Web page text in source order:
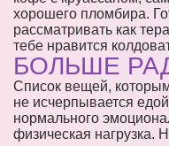
хорошего пломбира.
рассматривать как
тебе нравится
БОЛЬШЕ
Список вещей,
не исчерпывается
нормального
физическая нагрузка.